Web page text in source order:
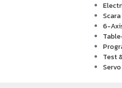
6-
Test